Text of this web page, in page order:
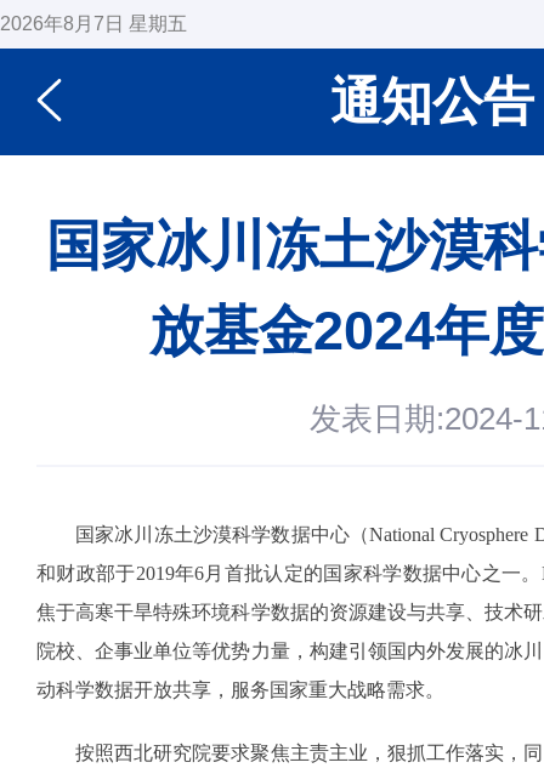
2026年8月7日 星期五
通知公告
国家冰川冻土沙漠
放基金2024年
发表日期:2024-
国家冰川冻土沙漠科学数据中心（National Cryosphere
和财政部于2019年6月首批认定的国家科学数据中心之一
焦于高寒干旱特殊环境科学数据的资源建设与共享、技术
院校、企事业单位等优势力量，构建引领国内外发展的冰
动科学数据开放共享，服务国家重大战略需求。
按照西北研究院要求聚焦主责主业，狠抓工作落实，